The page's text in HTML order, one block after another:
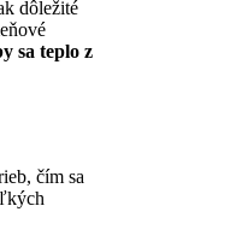
dôležité
sa teplo z
čím sa